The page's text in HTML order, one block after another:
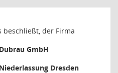
beschließt, der Firma
Dubrau GmbH
Niederlassung Dresden